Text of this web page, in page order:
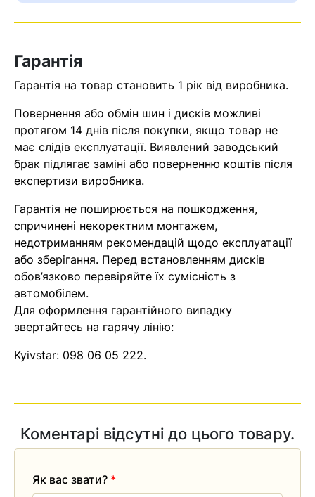
знайдена.
Гарантія
Гарантія на товар становить 1 рік від виробника.
Повернення або обмін шин і дисків можливі
протягом 14 днів після покупки, якщо товар не
має слідів експлуатації. Виявлений заводський
брак підлягає заміні або поверненню коштів після
експертизи виробника.
Гарантія не поширюється на пошкодження,
спричинені некоректним монтажем,
недотриманням рекомендацій щодо експлуатації
або зберігання. Перед встановленням дисків
обов’язково перевіряйте їх сумісність з
автомобілем.
Для оформлення гарантійного випадку
звертайтесь на гарячу лінію:
Kyivstar: 098 06 05 222.
Коментарі відсутні до цього товару.
Як вас звати? *